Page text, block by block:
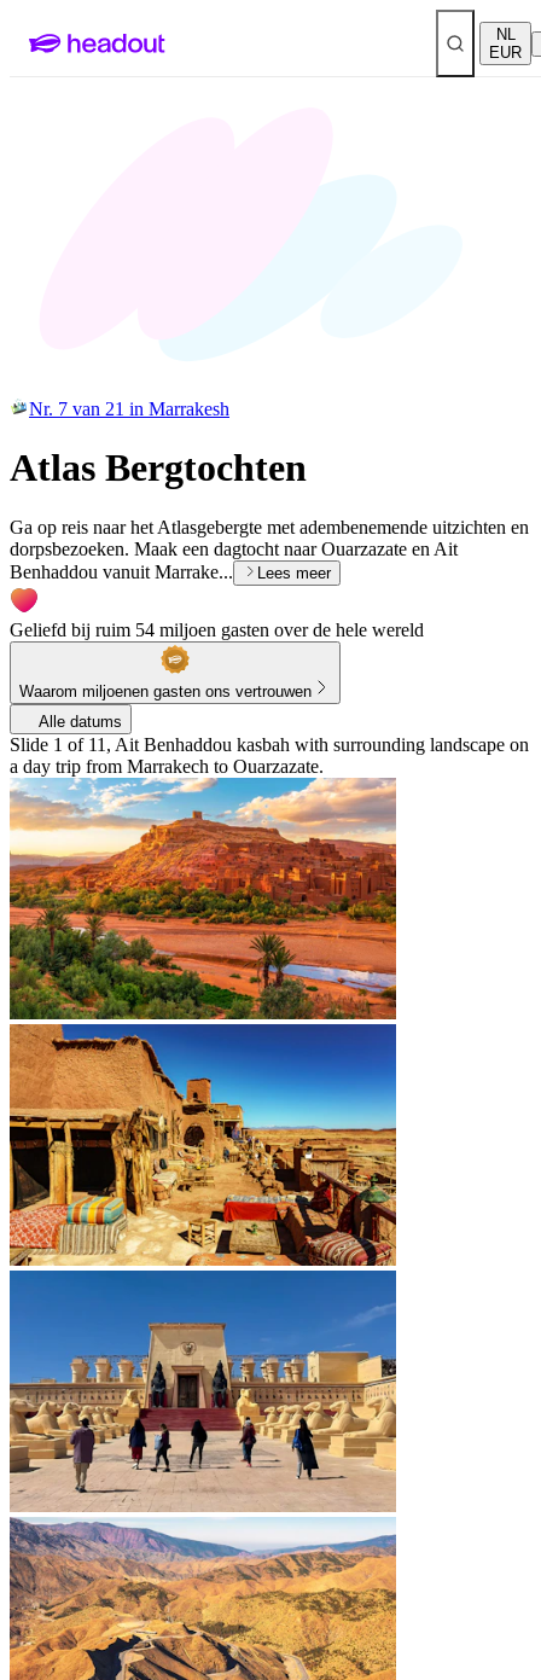
NL
EUR
Nr. 7 van 21 in Marrakesh
Atlas Bergtochten
Ga op reis naar het Atlasgebergte met adembenemende uitzichten en
dorpsbezoeken. Maak een dagtocht naar Ouarzazate en Ait
Benhaddou vanuit Marrake...
Lees meer
Geliefd bij ruim 54 miljoen gasten over de hele wereld
Waarom miljoenen gasten ons vertrouwen
Alle datums
Slide 1 of 11, Ait Benhaddou kasbah with surrounding landscape on
a day trip from Marrakech to Ouarzazate.